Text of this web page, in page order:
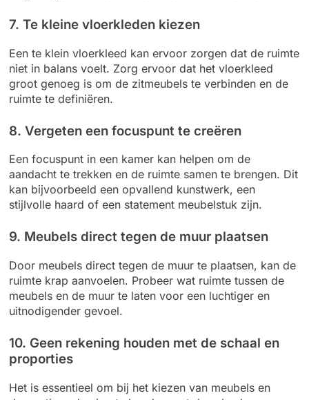
7. Te kleine vloerkleden kiezen
Een te klein vloerkleed kan ervoor zorgen dat de ruimte
niet in balans voelt. Zorg ervoor dat het vloerkleed
groot genoeg is om de zitmeubels te verbinden en de
ruimte te definiëren.
8. Vergeten een focuspunt te creëren
Een focuspunt in een kamer kan helpen om de
aandacht te trekken en de ruimte samen te brengen. Dit
kan bijvoorbeeld een opvallend kunstwerk, een
stijlvolle haard of een statement meubelstuk zijn.
9. Meubels direct tegen de muur plaatsen
Door meubels direct tegen de muur te plaatsen, kan de
ruimte krap aanvoelen. Probeer wat ruimte tussen de
meubels en de muur te laten voor een luchtiger en
uitnodigender gevoel.
10. Geen rekening houden met de schaal en
proporties
Het is essentieel om bij het kiezen van meubels en